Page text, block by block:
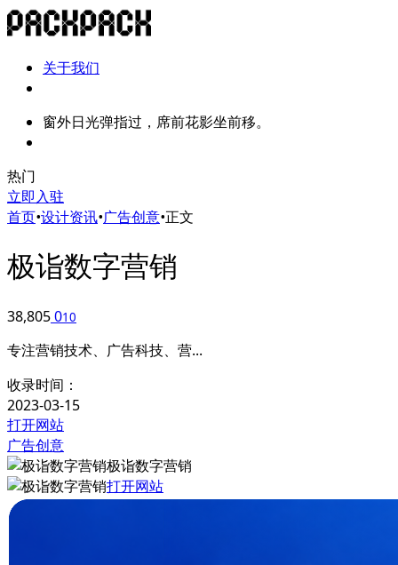
关于我们
窗外日光弹指过，席前花影坐前移。
热门
立即入驻
首页•设计资讯•广告创意•正文
极诣数字营销
38,805010
专注营销技术、广告科技、营...
收录时间：
2023-03-15
打开网站
广告创意
极诣数字营销
打开网站